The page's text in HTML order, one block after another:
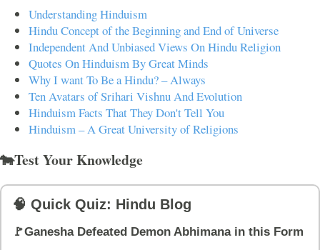
Understanding Hinduism
Hindu Concept of the Beginning and End of Universe
Independent And Unbiased Views On Hindu Religion
Quotes On Hinduism By Great Minds
Why I want To Be a Hindu? – Always
Ten Avatars of Srihari Vishnu And Evolution
Hinduism Facts That They Don't Tell You
Hinduism – A Great University of Religions
🐄Test Your Knowledge
🧠 Quick Quiz: Hindu Blog
🚩Ganesha Defeated Demon Abhimana in this Form